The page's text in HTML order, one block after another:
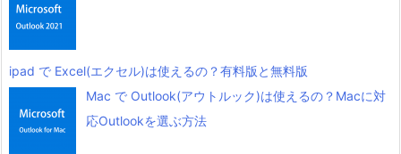
ipad で Excel(エクセル)は使えるの？有料版と無料版
Mac で Outlook(アウトルック)は使えるの？Macに対
応Outlookを選ぶ方法